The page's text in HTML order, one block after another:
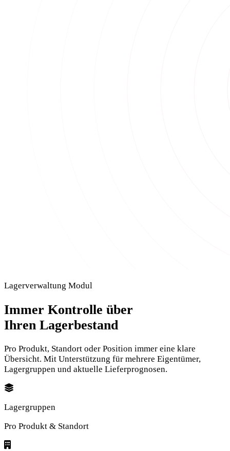
Lagerverwaltung Modul
Immer Kontrolle über
Ihren Lagerbestand
Pro Produkt, Standort oder Position immer eine klare
Übersicht. Mit Unterstützung für mehrere Eigentümer,
Lagergruppen und aktuelle Lieferprognosen.
Lagergruppen
Pro Produkt & Standort